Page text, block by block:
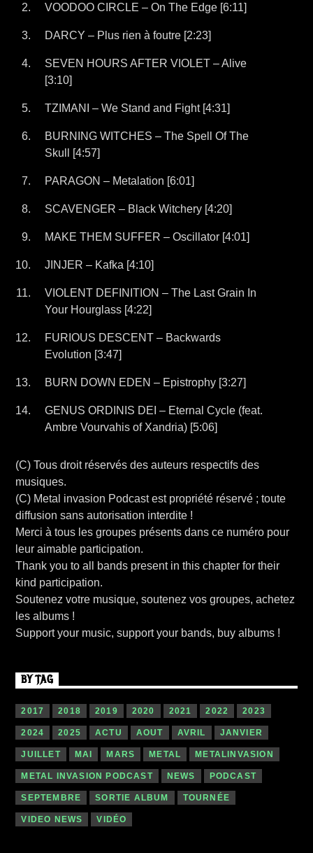
VOODOO CIRCLE – On The Edge [6:11]
DARCY – Plus rien à foutre [2:23]
SEVEN HOURS AFTER VIOLET – Alive
[3:10]
TZIMANI – We Stand and Fight [4:31]
BURNING WITCHES – The Spell Of The
Skull [4:57]
PARAGON – Metalation [6:01]
SCAVENGER – Black Witchery [4:20]
MAKE THEM SUFFER – Oscillator [4:01]
JINJER – Kafka [4:10]
VIOLENT DEFINITION – The Last Grain In
Your Hourglass [4:22]
FURIOUS DESCENT – Backwards
Evolution [3:47]
BURN DOWN EDEN – Epistrophy [3:27]
GENUS ORDINIS DEI – Eternal Cycle (feat.
Ambre Vourvahis of Xandria) [5:06]
(C) Tous droit réservés des auteurs respectifs des
musiques.
(C) Metal invasion Podcast est propriété réservé ; toute
diffusion sans autorisation interdite !
Merci à tous les groupes présents dans ce numéro pour
leur aimable participation.
Thank you to all bands present in this chapter for their
kind participation.
Soutenez votre musique, soutenez vos groupes, achetez
les albums !
Support your music, support your bands, buy albums !
BY TAG
2017 2018 2019 2020 2021 2022 2023
2024 2025 ACTU AOUT AVRIL JANVIER
JUILLET MAI MARS METAL METALINVASION
METAL INVASION PODCAST NEWS PODCAST
SEPTEMBRE SORTIE ALBUM TOURNÉE
VIDEO NEWS VIDÉO